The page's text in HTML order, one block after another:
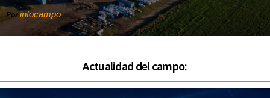
Por infocampo
Actualidad del campo: